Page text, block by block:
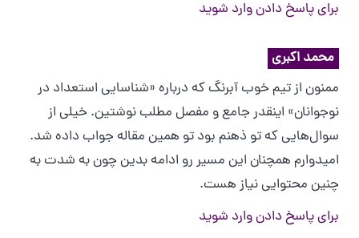
برای پاسخ دادن وارد شوید
محمد اکبری
ممنون از تیم خوب آبرنگ که درباره «شناسایی استعداد در
نوجوانان» اینقدر جامع و مفصل مطلب نوشتین. خیلی از
سوال‌هایی که تو ذهنم بود تو همین مقاله جواب داده شد.
امیدوارم همچنان این مسیر رو ادامه بدین چون به شدت به
چنین محتوایی نیاز هست.
برای پاسخ دادن وارد شوید